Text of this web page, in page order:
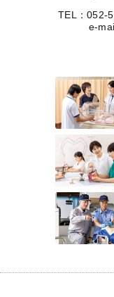
TEL：052-
e-